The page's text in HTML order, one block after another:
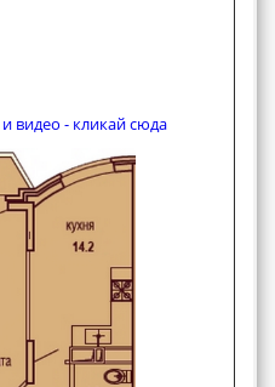
видео - кликай сюда